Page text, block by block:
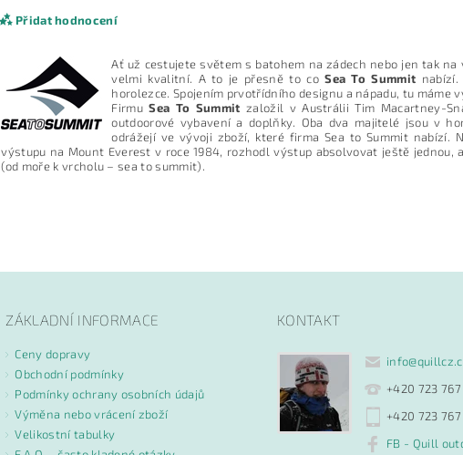
Přidat hodnocení
Ať už cestujete světem s batohem na zádech nebo jen tak
velmi kvalitní. A to je přesně to coSea To Summit
horolezce. Spojením prvotřídního designu a nápadu, tu máme
FirmuSea To Summit založil v Austrálii Tim Macartney-
outdoorové vybavení a doplňky. Oba dva majitelé jsou v
odrážejí ve vývoji zboží, které firma Sea to Summit
výstupu na Mount Everest v roce 1984, rozhodl výstup absolvovat ještě
(od moře k vrcholu – sea to summit).
ZÁKLADNÍ INFORMACE
Ceny dopravy
Obchodní podmínky
Podmínky ochrany osobních údajů
Výměna nebo vrácení zboží
Velikostní tabulky
KONTAKT
info@
+420 723
+420 723
FB - Quill